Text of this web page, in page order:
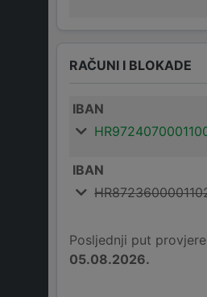
RAČUNI I BLOKADE
IBAN
IBAN
Posljednji put
05.08.2026.